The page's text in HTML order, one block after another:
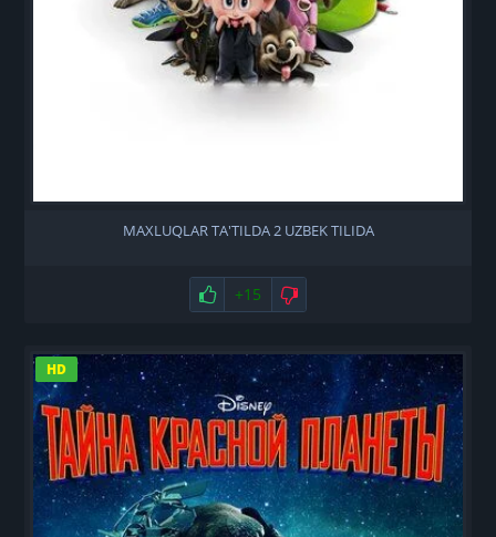
MAXLUQLAR TA'TILDA 2 UZBEK TILIDA
Нравится
+15 Не нравится
HD